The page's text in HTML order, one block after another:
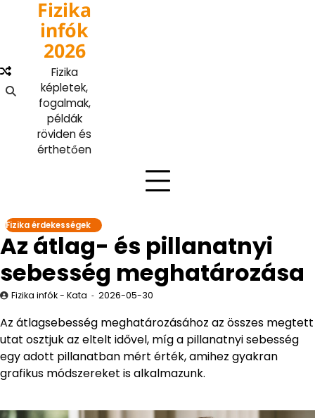
content
Fizika
infók
2026
Fizika
képletek,
fogalmak,
példák
röviden és
érthetően
Fizika érdekességek
Az átlag- és pillanatnyi
sebesség meghatározása
Fizika infók - Kata 2026-05-30
Az átlagsebesség meghatározásához az összes megtett
utat osztjuk az eltelt idővel, míg a pillanatnyi sebesség
egy adott pillanatban mért érték, amihez gyakran
grafikus módszereket is alkalmazunk.